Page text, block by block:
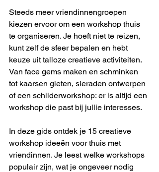
Steeds meer vriendinnengroepen
kiezen ervoor om een workshop thuis
te organiseren. Je hoeft niet te reizen,
kunt zelf de sfeer bepalen en hebt
keuze uit talloze creatieve activiteiten.
Van face gems maken en schminken
tot kaarsen gieten, sieraden ontwerpen
of een schilderworkshop: er is altijd een
workshop die past bij jullie interesses.
In deze gids ontdek je 15 creatieve
workshop ideeën voor thuis met
vriendinnen. Je leest welke workshops
populair zijn, wat je ongeveer nodig